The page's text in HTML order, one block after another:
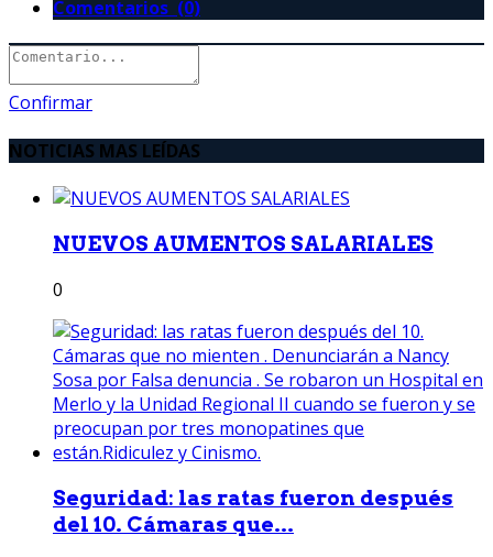
Comentarios (0)
Confirmar
NOTICIAS MAS LEÍDAS
NUEVOS AUMENTOS SALARIALES
0
Seguridad: las ratas fueron después
del 10. Cámaras que...